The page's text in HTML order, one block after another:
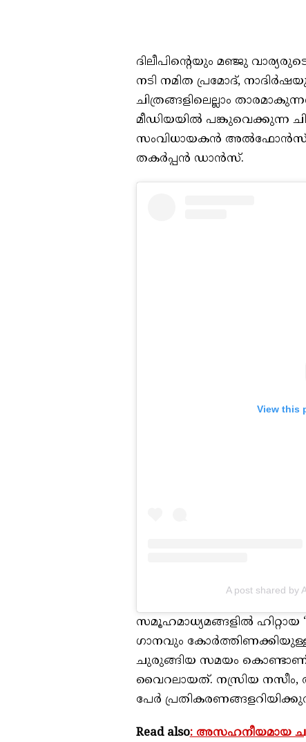
ദിലീപിന്റെയും മഞ്ജു
നടി നമിത പ്രമോദ്,
ചിത്രങ്ങളിലെല്ലാം
മീഡിയയിൽ പങ്കുവെക്കുന്ന
സംവിധായകൻ അൽഫോൻസ്
തകർപ്പൻ ഡാൻസ്.
View this
A post shared by
സമൂഹമാധ്യമങ്ങളിൽ ഹിറ്റായ
ഗാനവും
ചുരുങ്ങിയ സമയം കൊണ്ടാണ്
വൈറലായത്. നസ്രിയ നസീം,
പേർ
Read also: അസഹനീയമായ